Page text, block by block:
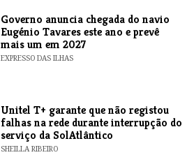
Governo anuncia chegada do navio
Eugénio Tavares este ano e prevê
mais um em 2027
EXPRESSO DAS ILHAS
Unitel T+ garante que não registou
falhas na rede durante interrupção do
serviço da SolAtlântico
SHEILLA RIBEIRO